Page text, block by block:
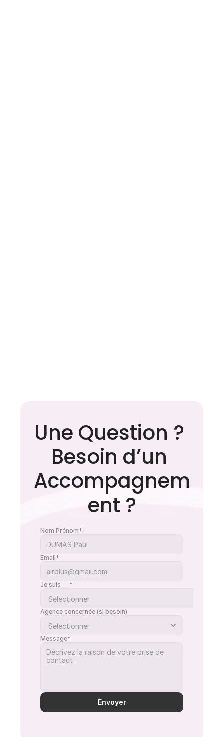
idées reçues qui retardent
le diagnostic
Une Question ?
Besoin d’un
Accompagnem
ent ?
Nom Prénom*
Email*
Je suis … *
Agence concernée (si besoin)
Message*
Envoyer